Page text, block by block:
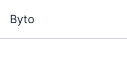
contenuto
Byto